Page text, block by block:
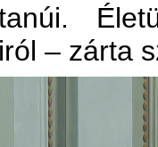
– zárta